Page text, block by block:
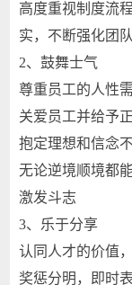
高度重视制度流
实，不断强化团
2、鼓舞士气
尊重员工的人性
关爱员工并给予
抱定理想和信念
无论逆境顺境都
激发斗志
3、乐于分享
认同人才的价值
奖惩分明，即时